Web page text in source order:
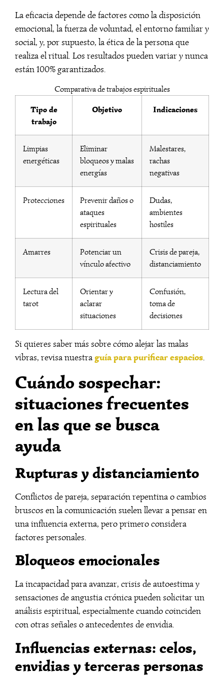
La eficacia depende de factores como la disposición
emocional, la fuerza de voluntad, el entorno familiar y
social, y, por supuesto, la ética de la persona que
realiza el ritual. Los resultados pueden variar y nunca
están 100% garantizados.
Comparativa de trabajos espirituales
Tipo de
trabajo
Objetivo Indicaciones
Limpias
energéticas
Eliminar
bloqueos y malas
energías
Malestares,
rachas
negativas
Protecciones
Prevenir daños o
ataques
espirituales
Dudas,
ambientes
hostiles
Amarres
Potenciar un
vínculo afectivo
Crisis de pareja,
distanciamiento
Lectura del
tarot
Orientar y
aclarar
situaciones
Confusión,
toma de
decisiones
Si quieres saber más sobre cómo alejar las malas
vibras, revisa nuestraguía para purificar espacios.
Cuándo sospechar:
situaciones frecuentes
en las que se busca
ayuda
Rupturas y distanciamiento
Conflictos de pareja, separación repentina o cambios
bruscos en la comunicación suelen llevar a pensar en
una influencia externa, pero primero considera
factores personales.
Bloqueos emocionales
La incapacidad para avanzar, crisis de autoestima y
sensaciones de angustia crónica pueden solicitar un
análisis espiritual, especialmente cuando coinciden
con otras señales o antecedentes de envidia.
Influencias externas: celos,
envidias y terceras personas